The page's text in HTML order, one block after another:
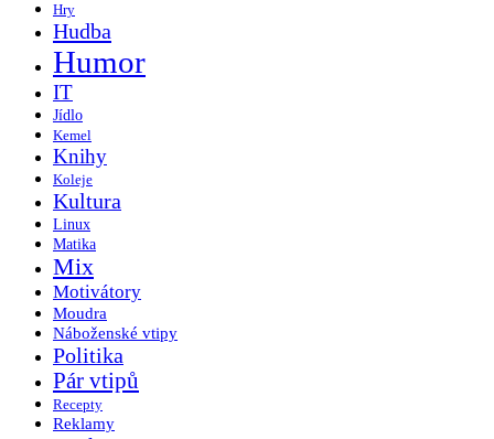
Hry
Hudba
Humor
IT
Jídlo
Kemel
Knihy
Koleje
Kultura
Linux
Matika
Mix
Motivátory
Moudra
Náboženské vtipy
Politika
Pár vtipů
Recepty
Reklamy